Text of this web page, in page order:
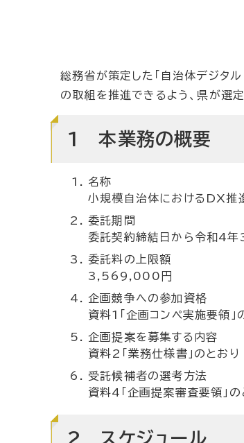
総務省が策定した「自治体デジタ
の取組を推進できるよう、県が選
1 本業務の概要
名称
小規模自治体におけるDX推
委託期間
委託契約締結日から令和4年
委託料の上限額
3,569,000円
企画競争への参加資格
資料1「企画コンペ実施要領」
企画提案を募集する内容
資料2「業務仕様書」のとおり
受託候補者の選考方法
資料4「企画提案審査要領」の
2 スケジュール